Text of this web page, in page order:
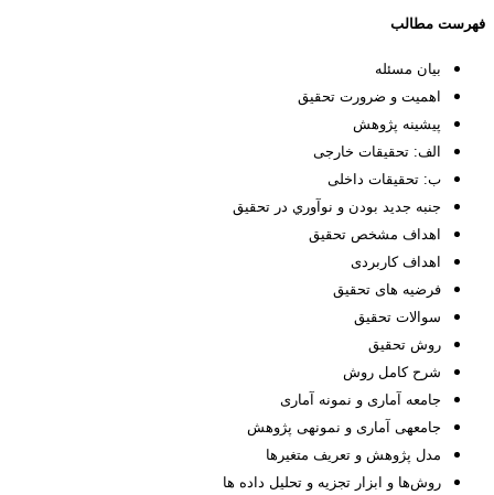
فهرست مطالب
بیان مسئله
اهمیت و ضرورت تحقیق
پیشینه‌ پژوهش
الف: تحقیقات خارجی
ب: تحقیقات داخلی
جنبه جديد بودن و نوآوري در تحقيق
اهداف مشخص تحقيق
اهداف کاربردی
فرضیه های تحقیق
سوالات تحقیق
روش تحقيق
شرح کامل روش
جامعه آماری و نمونه آماری
جامعه­ی آماری و نمونه­ی پژوهش
مدل پژوهش و تعریف متغیرها
روش‌ها و ابزار تجزيه و تحليل داده‏ ها